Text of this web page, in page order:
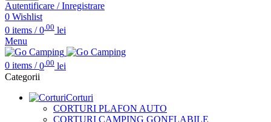
Autentificare / Inregistrare
0 Wishlist
0 items / 0.00 lei
Menu
0 items / 0 .00 lei
Categorii
Corturi
CORTURI PLAFON AUTO
CORTURI CAMPING GONFLABILE